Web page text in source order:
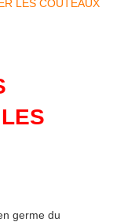
germe du